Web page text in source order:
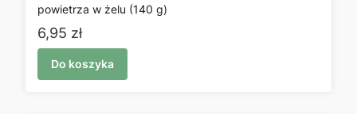
powietrza w żelu (140 g)
Cena
6,95 zł
Do koszyka